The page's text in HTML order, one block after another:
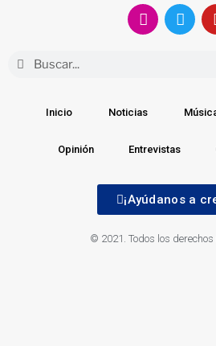
Inicio Noticias
Opinión Entrevistas
¡Ayúdanos a
© 2021. Todos los